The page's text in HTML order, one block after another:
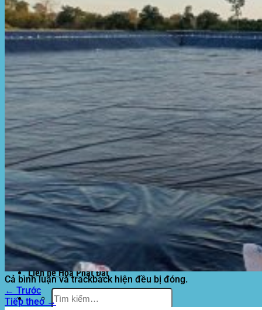
Dù che sự kiện
Dù lệch tâm
Sản Phẩm Mái Che Di Động
Mái hiên di động
Mái xếp di động
Nhà bạt di động
Motor kéo bạt che
Dự Án Hòa Phát Đạt
Lưới che nắng
Màng phủ nông nghiệp
Bạt Kéo Quán Cafe
Bạt Kéo Sân Trường
Thi Công Mái Xếp Hà Nội
Thi Công Mái Xếp TPHCM
Thi Công Mái Xếp Bình Dương
Thi Công Mái Xếp Biên Hòa
Tin tức
Hoạt động
May bạt mái che
Thi công bạt lót lồ
Thay bạt áo dù
Thay bạt mái che
Thi công mái tôn
Tuyển Dụng Hòa Phát Đạt
Liên hệ Hòa Phát Đạt
Tìm
kiếm:
Cả bình luận và trackback hiện đều bị đóng.
← Trước
Tiếp theo →